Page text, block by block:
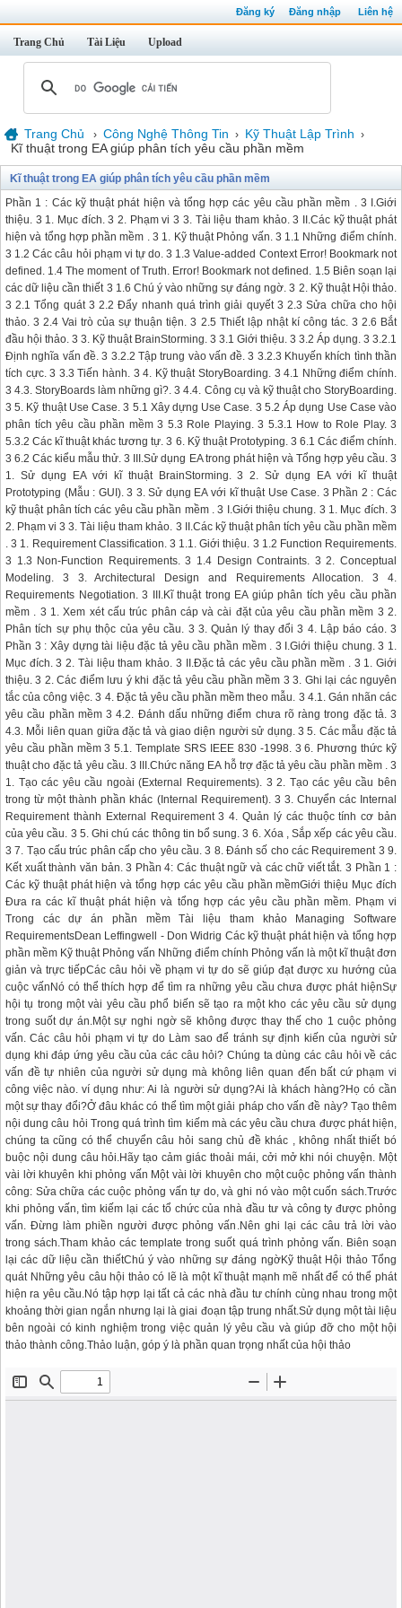
Đăng ký Đăng nhập Liên hệ
Trang Chủ Tài Liệu Upload
Trang Chủ › Công Nghệ Thông Tin › Kỹ Thuật Lập Trình ›
Kĩ thuật trong EA giúp phân tích yêu cầu phần mềm
Kĩ thuật trong EA giúp phân tích yêu cầu phần mềm
Phần 1 : Các kỹ thuật phát hiện và tổng hợp các yêu cầu phần mềm . 3 I.Giới
thiệu. 3 1. Mục đích. 3 2. Phạm vi 3 3. Tài liệu tham khảo. 3 II.Các kỹ thuật phát
hiện và tổng hợp phần mềm . 3 1. Kỹ thuật Phỏng vấn. 3 1.1 Những điểm chính.
3 1.2 Các câu hỏi phạm vi tự do. 3 1.3 Value-added Context Error! Bookmark not
defined. 1.4 The moment of Truth. Error! Bookmark not defined. 1.5 Biên soạn lại
các dữ liệu cần thiết 3 1.6 Chú ý vào những sự đáng ngờ. 3 2. Kỹ thuật Hội thảo.
3 2.1 Tổng quát 3 2.2 Đẩy nhanh quá trình giải quyết 3 2.3 Sửa chữa cho hội
thảo. 3 2.4 Vai trò của sự thuận tiện. 3 2.5 Thiết lập nhật kí công tác. 3 2.6 Bắt
đầu hội thảo. 3 3. Kỹ thuật BrainStorming. 3 3.1 Giới thiệu. 3 3.2 Áp dụng. 3 3.2.1
Định nghĩa vấn đề. 3 3.2.2 Tập trung vào vấn đề. 3 3.2.3 Khuyến khích tình thần
tích cực. 3 3.3 Tiến hành. 3 4. Kỹ thuật StoryBoarding. 3 4.1 Những điểm chính.
3 4.3. StoryBoards làm những gì?. 3 4.4. Công cụ và kỹ thuật cho StoryBoarding.
3 5. Kỹ thuật Use Case. 3 5.1 Xây dựng Use Case. 3 5.2 Áp dụng Use Case vào
phân tích yêu cầu phần mềm 3 5.3 Role Playing. 3 5.3.1 How to Role Play. 3
5.3.2 Các kĩ thuật khác tương tự. 3 6. Kỹ thuật Prototyping. 3 6.1 Các điểm chính.
3 6.2 Các kiểu mẫu thử. 3 III.Sử dụng EA trong phát hiện và Tổng hợp yêu cầu. 3
1. Sử dụng EA với kĩ thuật BrainStorming. 3 2. Sử dụng EA với kĩ thuật
Prototyping (Mẫu : GUI). 3 3. Sử dụng EA với kĩ thuật Use Case. 3 Phần 2 : Các
kỹ thuật phân tích các yêu cầu phần mềm . 3 I.Giới thiệu chung. 3 1. Mục đích. 3
2. Phạm vi 3 3. Tài liệu tham khảo. 3 II.Các kỹ thuật phân tích yêu cầu phần mềm
. 3 1. Requirement Classification. 3 1.1. Giới thiệu. 3 1.2 Function Requirements.
3 1.3 Non-Function Requirements. 3 1.4 Design Contraints. 3 2. Conceptual
Modeling. 3 3. Architectural Design and Requirements Allocation. 3 4.
Requirements Negotiation. 3 III.Kĩ thuật trong EA giúp phân tích yêu cầu phần
mềm . 3 1. Xem xét cấu trúc phân cáp và cài đặt của yêu cầu phần mềm 3 2.
Phân tích sự phụ thộc của yêu cầu. 3 3. Quản lý thay đổi 3 4. Lập báo cáo. 3
Phần 3 : Xây dựng tài liệu đặc tả yêu cầu phần mềm . 3 I.Giới thiệu chung. 3 1.
Mục đích. 3 2. Tài liệu tham khảo. 3 II.Đặc tả các yêu cầu phần mềm . 3 1. Giới
thiệu. 3 2. Các điểm lưu ý khi đặc tả yêu cầu phần mềm 3 3. Ghi lại các nguyên
tắc của công việc. 3 4. Đặc tả yêu cầu phần mềm theo mẫu. 3 4.1. Gán nhãn các
yêu cầu phần mềm 3 4.2. Đánh dấu những điểm chưa rõ ràng trong đặc tả. 3
4.3. Mỗi liên quan giữa đặc tả và giao diện người sử dụng. 3 5. Các mẫu đặc tả
yêu cầu phần mềm 3 5.1. Template SRS IEEE 830 -1998. 3 6. Phương thức kỹ
thuật cho đặc tả yêu cầu. 3 III.Chức năng EA hỗ trợ đặc tả yêu cầu phần mềm . 3
1. Tạo các yêu cầu ngoài (External Requirements). 3 2. Tạo các yêu cầu bên
trong từ một thành phần khác (Internal Requirement). 3 3. Chuyển các Internal
Requirement thành External Requirement 3 4. Quản lý các thuộc tính cơ bản
của yêu cầu. 3 5. Ghi chú các thông tin bổ sung. 3 6. Xóa , Sắp xếp các yêu cầu.
3 7. Tạo cấu trúc phân cấp cho yêu cầu. 3 8. Đánh số cho các Requirement 3 9.
Kết xuất thành văn bản. 3 Phần 4: Các thuật ngữ và các chữ viết tắt. 3 Phần 1 :
Các kỹ thuật phát hiện và tổng hợp các yêu cầu phần mềmGiới thiệu Mục đích
Đưa ra các kĩ thuật phát hiện và tổng hợp các yêu cầu phần mềm. Phạm vi
Trong các dự án phần mềm Tài liệu tham khảo Managing Software
RequirementsDean Leffingwell - Don Widrig Các kỹ thuật phát hiện và tổng hợp
phần mềm Kỹ thuật Phỏng vấn Những điểm chính Phỏng vấn là một kĩ thuật đơn
giản và trực tiếpCác câu hỏi về phạm vi tự do sẽ giúp đạt được xu hướng của
cuộc vấnNó có thể thích hợp để tìm ra những yêu cầu chưa được phát hiệnSự
hội tụ trong một vài yêu cầu phổ biến sẽ tạo ra một kho các yêu cầu sử dụng
trong suốt dự án.Một sự nghi ngờ sẽ không được thay thế cho 1 cuộc phỏng
vấn. Các câu hỏi phạm vi tự do Làm sao để tránh sự định kiến của người sử
dụng khi đáp ứng yêu cầu của các câu hỏi? Chúng ta dùng các câu hỏi về các
vấn đề tự nhiên của người sử dụng mà không liên quan đến bất cứ phạm vi
công việc nào. ví dụng như: Ai là người sử dụng?Ai là khách hàng?Họ có cần
một sự thay đổi?Ở đâu khác có thể tìm một giải pháp cho vấn đề này? Tạo thêm
nội dung câu hỏi Trong quá trình tìm kiếm mà các yêu cầu chưa được phát hiện,
chúng ta cũng có thể chuyển câu hỏi sang chủ đề khác , không nhất thiết bó
buộc nội dung câu hỏi.Hãy tạo cảm giác thoải mái, cởi mở khi nói chuyện. Một
vài lời khuyên khi phỏng vấn Một vài lời khuyên cho một cuộc phỏng vấn thành
công: Sửa chữa các cuộc phỏng vấn tự do, và ghi nó vào một cuốn sách.Trước
khi phỏng vấn, tìm kiếm lại các tổ chức của nhà đầu tư và công ty được phỏng
vấn. Đừng làm phiền người được phỏng vấn.Nên ghi lại các câu trả lời vào
trong sách.Tham khảo các template trong suốt quá trình phỏng vấn. Biên soạn
lại các dữ liệu cần thiếtChú ý vào những sự đáng ngờKỹ thuật Hội thảo Tổng
quát Những yêu câu hội thảo có lẽ là một kĩ thuật mạnh mẽ nhất để có thể phát
hiện ra yêu cầu.Nó tập hợp lại tất cả các nhà đầu tư chính cùng nhau trong một
khoảng thời gian ngắn nhưng lại là giai đoạn tập trung nhất.Sử dụng một tài liệu
bên ngoài có kinh nghiệm trong việc quản lý yêu cầu và giúp đỡ cho một hội
thảo thành công.Thảo luận, góp ý là phần quan trọng nhất của hội thảo